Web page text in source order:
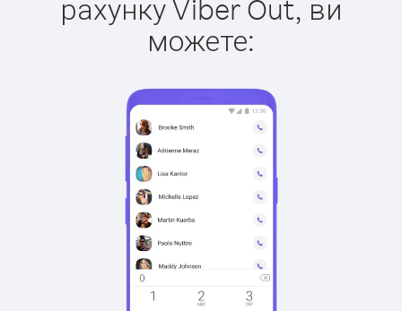
рахунку Viber Out, ви
можете: